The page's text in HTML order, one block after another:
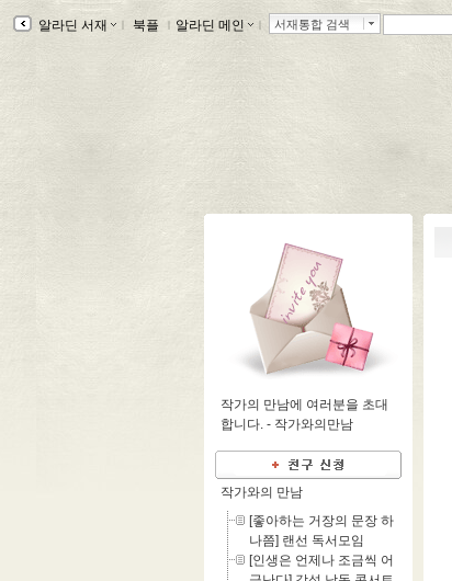
알라딘 서재 북플 ｌ 알라딘 메인 ｌ 서재통합 검색
작가의 만남에 여러분을 초대
합니다. - 작가와의만남
작가와의 만남
[좋아하는 거장의 문장 하
나쯤] 랜선 독서모임
[인생은 언제나 조금씩 어